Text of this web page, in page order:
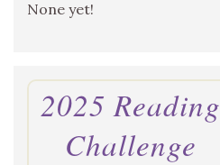
None yet!
2025 Reading
Challenge